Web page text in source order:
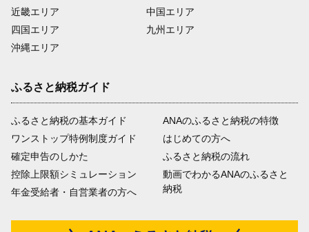
近畿エリア
四国エリア
沖縄エリア
中国エリア
九州エリア
ふるさと納税ガイド
ふるさと納税の基本ガイド
ワンストップ特例制度ガイド
確定申告のしかた
控除上限額シミュレーション
年金受給者・自営業者の方へ
ANAのふるさと納税の特徴
はじめての方へ
ふるさと納税の流れ
動画でわかるANAのふるさと
納税